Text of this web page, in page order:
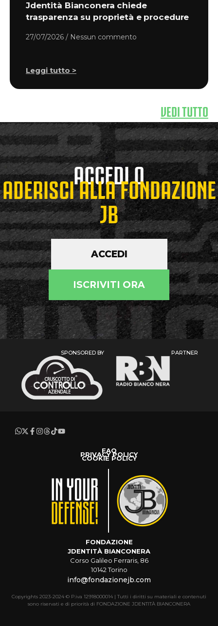
Jdentità Bianconera chiede
trasparenza su proprietà e procedure
27/07/2026 Nessun commento
Leggi tutto >
VEDI TUTTO
ACCEDI O
ADERISCI ALLA FONDAZIONE
JB
ACCEDI
ISCRIVITI ORA
SPONSORED BY PARTNER
FAQ
PRIVACY POLICY
COOKIE POLICY
FONDAZIONE
JDENTITÀ BIANCONERA
Corso Galileo Ferraris, 86
10142 Torino
info@fondazionejb.com
Copyrights 2023-2024 © P.iva 12918000014 | Tutti i diritti su materiali e contenuti
sono riservati e di priorità di FONDAZIONE JDENTITÀ BIANCONERA